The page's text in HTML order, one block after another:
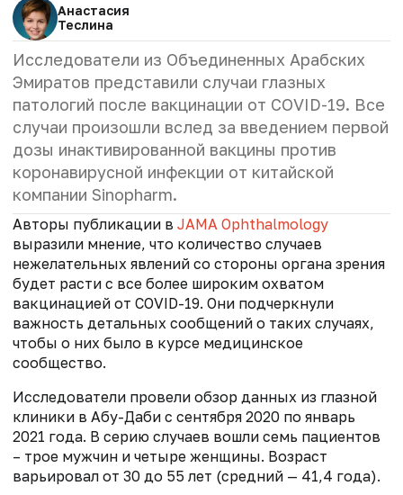
Анастасия
Теслина
Исследователи из Объединенных Арабских
Эмиратов представили случаи глазных
патологий после вакцинации от COVID-19. Все
случаи произошли вслед за введением первой
дозы инактивированной вакцины против
коронавирусной инфекции от китайской
компании Sinopharm.
Авторы публикации в JAMA Ophthalmology
выразили мнение, что количество случаев
нежелательных явлений со стороны органа зрения
будет расти с все более широким охватом
вакцинацией от COVID-19. Они подчеркнули
важность детальных сообщений о таких случаях,
чтобы о них было в курсе медицинское
сообщество.
Исследователи провели обзор данных из глазной
клиники в Абу-Даби с сентября 2020 по январь
2021 года. В серию случаев вошли семь пациентов
– трое мужчин и четыре женщины. Возраст
варьировал от 30 до 55 лет (средний — 41,4 года).